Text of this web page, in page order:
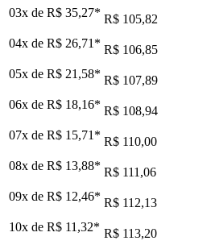
03x de R$ 35,27* R$ 105,82
04x de R$ 26,71 * R$ 106,85
05x de R$ 21,58* R$ 107,89
06x de R$ 18,16* R$ 108,94
07x de R$ 15,71 * R$ 110,00
08x de R$ 13,88* R$ 111,06
09x de R$ 12,46* R$ 112,13
10x de R$ 11,32* R$ 113,20